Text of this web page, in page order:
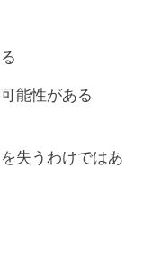
能性がある
失うわけではあ